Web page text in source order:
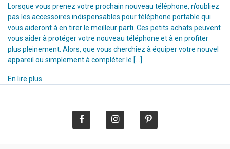
Lorsque vous prenez votre prochain nouveau téléphone, n’oubliez
pas les accessoires indispensables pour téléphone portable qui
vous aideront à en tirer le meilleur parti. Ces petits achats peuvent
vous aider à protéger votre nouveau téléphone et à en profiter
plus pleinement. Alors, que vous cherchiez à équiper votre nouvel
appareil ou simplement à compléter le […]
En lire plus